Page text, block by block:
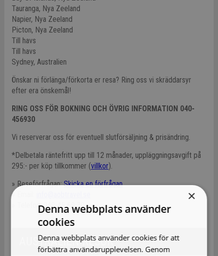
Tauranga, Nya Zeeland
Napier, Nya Zeeland
Picton, Nya Zeeland
Till havs
Till havs
Sydney, Australien
Önskar ni förlänga/förkorta er resa? Ring oss vi skräddarsyr
efter era önskemål!
RING OSS FÖR BOKNING OCH ÖVRIG INFORMATION 040-
456930
Vi reserverar oss för eventuell slutförsäljning & prisändring.
*Delbetala räntefritt upp till 12 månader, uppläggningsavgift på
295:- per köp tillkommer (villkor).
» Reseförfrågan:Skicka en förfrågan
» Email:
» Telefon: 040-45 69 30
AUSTRALIEN RESOR
×
Denna webbplats använder
cookies
Denna webbplats använder cookies för att
förbättra användarupplevelsen. Genom